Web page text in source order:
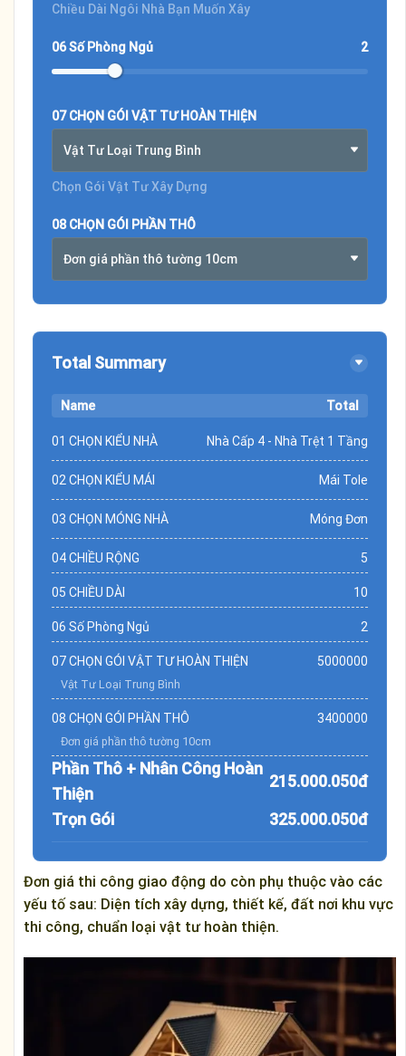
Chiều Dài Ngôi Nhà Bạn Muốn Xây
06 Số Phòng Ngủ 2
07 CHỌN GÓI VẬT TƯ HOÀN THIỆN
Vật Tư Loại Trung Bình
Chọn Gói Vật Tư Xây Dựng
08 CHỌN GÓI PHẦN THÔ
Đơn giá phần thô tường 10cm
Total Summary
Name Total
01 CHỌN KIỂU NHÀ Nhà Cấp 4 - Nhà Trệt 1 Tầng
02 CHỌN KIỂU MÁI Mái Tole
03 CHỌN MÓNG NHÀ Móng Đơn
04 CHIỀU RỘNG 5
05 CHIỀU DÀI 10
06 Số Phòng Ngủ 2
07 CHỌN GÓI VẬT TƯ HOÀN THIỆN
Vật Tư Loại Trung Bình
5000000
08 CHỌN GÓI PHẦN THÔ
Đơn giá phần thô tường 10cm
3400000
Phần Thô + Nhân Công Hoàn
Thiện
215.000.050đ
Trọn Gói
325.000.050đ
Đơn giá thi công giao động do còn phụ thuộc vào các
yếu tố sau: Diện tích xây dựng, thiết kế, đất nơi khu vực
thi công, chuẩn loại vật tư hoàn thiện.